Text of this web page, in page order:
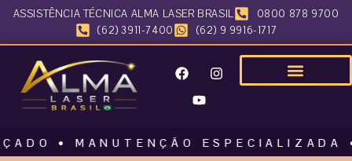
ASSISTÊNCIA TÉCNICA ALMA LASER BRASIL
0800 878 9700
(62) 3911-7400
(62) 9 9916-1717
• MANUTENÇÃO ESPECIALIZADA